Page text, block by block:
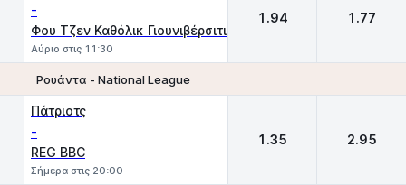
-
Φου Τζεν Καθόλικ Γιουνιβέρσιτι
Αύριο στις 11:30
1.94 1.77
Ρουάντα - National League
Πάτριοτς
-
REG BBC
Σήμερα στις 20:00
1.35 2.95